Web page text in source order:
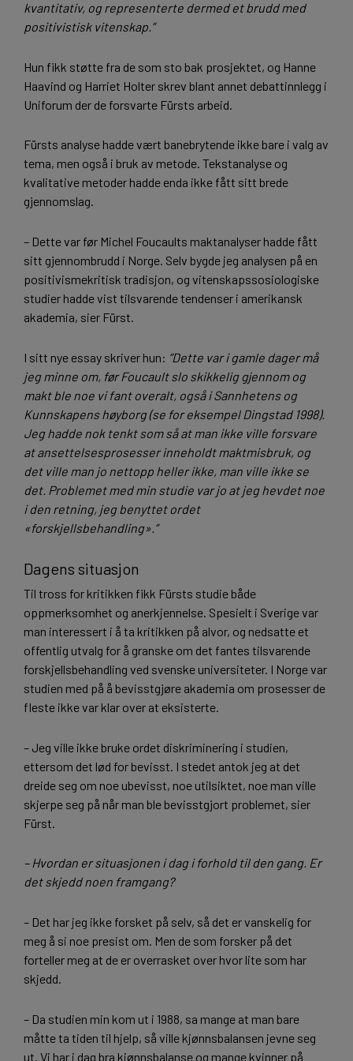
kvantitativ, og representerte dermed et brudd med
positivistisk vitenskap.”
Hun fikk støtte fra de som sto bak prosjektet, og Hanne
Haavind og Harriet Holter skrev blant annet debattinnlegg i
Uniforum der de forsvarte Fürsts arbeid.
Fürsts analyse hadde vært banebrytende ikke bare i valg av
tema, men også i bruk av metode. Tekstanalyse og
kvalitative metoder hadde enda ikke fått sitt brede
gjennomslag.
– Dette var før Michel Foucaults maktanalyser hadde fått
sitt gjennombrudd i Norge. Selv bygde jeg analysen på en
positivismekritisk tradisjon, og vitenskapssosiologiske
studier hadde vist tilsvarende tendenser i amerikansk
akademia, sier Fürst.
I sitt nye essay skriver hun: ”Dette var i gamle dager må
jeg minne om, før Foucault slo skikkelig gjennom og
makt ble noe vi fant overalt, også i Sannhetens og
Kunnskapens høyborg (se for eksempel Dingstad 1998).
Jeg hadde nok tenkt som så at man ikke ville forsvare
at ansettelsesprosesser inneholdt maktmisbruk, og
det ville man jo nettopp heller ikke, man ville ikke se
det. Problemet med min studie var jo at jeg hevdet noe
i den retning, jeg benyttet ordet
«forskjellsbehandling».”
Dagens situasjon
Til tross for kritikken fikk Fürsts studie både
oppmerksomhet og anerkjennelse. Spesielt i Sverige var
man interessert i å ta kritikken på alvor, og nedsatte et
offentlig utvalg for å granske om det fantes tilsvarende
forskjellsbehandling ved svenske universiteter. I Norge var
studien med på å bevisstgjøre akademia om prosesser de
fleste ikke var klar over at eksisterte.
– Jeg ville ikke bruke ordet diskriminering i studien,
ettersom det lød for bevisst. I stedet antok jeg at det
dreide seg om noe ubevisst, noe utilsiktet, noe man ville
skjerpe seg på når man ble bevisstgjort problemet, sier
Fürst.
– Hvordan er situasjonen i dag i forhold til den gang. Er
det skjedd noen framgang?
– Det har jeg ikke forsket på selv, så det er vanskelig for
meg å si noe presist om. Men de som forsker på det
forteller meg at de er overrasket over hvor lite som har
skjedd.
– Da studien min kom ut i 1988, sa mange at man bare
måtte ta tiden til hjelp, så ville kjønnsbalansen jevne seg
ut. Vi har i dag bra kjønnsbalanse og mange kvinner på